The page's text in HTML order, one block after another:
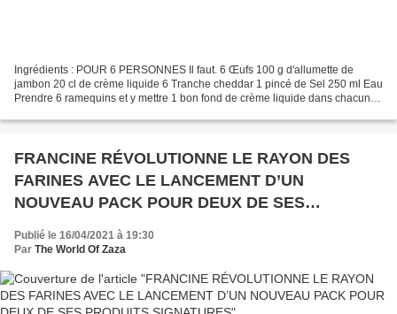
Ingrédients : POUR 6 PERSONNES Il faut. 6 Œufs 100 g d'allumette de
jambon 20 cl de crème liquide 6 Tranche cheddar 1 pincé de Sel 250 ml Eau
Prendre 6 ramequins et y mettre 1 bon fond de crème liquide dans chacun
FRANCINE RÉVOLUTIONNE LE RAYON DES
FARINES AVEC LE LANCEMENT D’UN
NOUVEAU PACK POUR DEUX DE SES
Publié le 16/04/2021 à 19:30
Par The World Of Zaza